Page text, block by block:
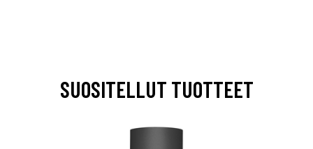
SUOSITELLUT TUOTTEET